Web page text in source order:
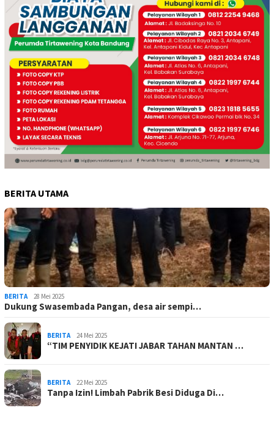
BERITA UTAMA
BERITA 28 Mei 2025
Dukung Swasembada Pangan, desa air sempi…
BERITA 24 Mei 2025
“TIM PENYIDIK KEJATI JABAR TAHAN MANTAN …
BERITA 22 Mei 2025
Tanpa Izin! Limbah Pabrik Besi Diduga Di…